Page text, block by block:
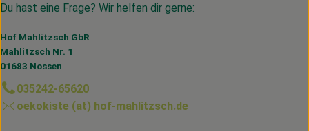
Du hast eine Frage? Wir helfen dir gerne:
Hof Mahlitzsch GbR
Mahlitzsch Nr. 1
01683 Nossen
035242-65620
oekokiste (at) hof-mahlitzsch.de